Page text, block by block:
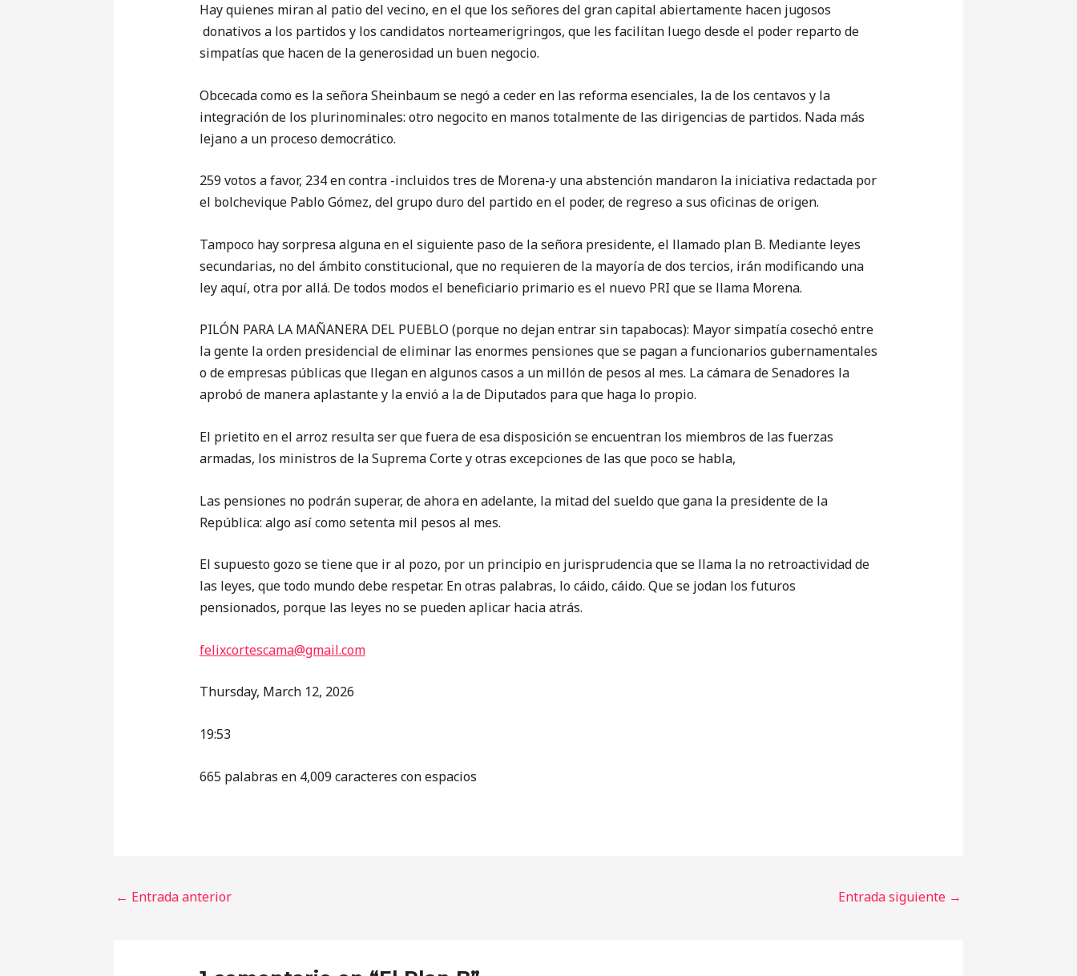
Hay quienes miran al patio del vecino, en el que los señores del gran capital abiertamente hacen jugosos
donativos a los partidos y los candidatos norteamerigringos, que les facilitan luego desde el poder reparto de
simpatías que hacen de la generosidad un buen negocio.
Obcecada como es la señora Sheinbaum se negó a ceder en las reforma esenciales, la de los centavos y la
integración de los plurinominales: otro negocito en manos totalmente de las dirigencias de partidos. Nada más
lejano a un proceso democrático.
259 votos a favor, 234 en contra -incluidos tres de Morena-y una abstención mandaron la iniciativa redactada por
el bolchevique Pablo Gómez, del grupo duro del partido en el poder, de regreso a sus oficinas de origen.
Tampoco hay sorpresa alguna en el siguiente paso de la señora presidente, el llamado plan B. Mediante leyes
secundarias, no del ámbito constitucional, que no requieren de la mayoría de dos tercios, irán modificando una
ley aquí, otra por allá. De todos modos el beneficiario primario es el nuevo PRI que se llama Morena.
PILÓN PARA LA MAÑANERA DEL PUEBLO (porque no dejan entrar sin tapabocas): Mayor simpatía cosechó entre
la gente la orden presidencial de eliminar las enormes pensiones que se pagan a funcionarios gubernamentales
o de empresas públicas que llegan en algunos casos a un millón de pesos al mes. La cámara de Senadores la
aprobó de manera aplastante y la envió a la de Diputados para que haga lo propio.
El prietito en el arroz resulta ser que fuera de esa disposición se encuentran los miembros de las fuerzas
armadas, los ministros de la Suprema Corte y otras excepciones de las que poco se habla,
Las pensiones no podrán superar, de ahora en adelante, la mitad del sueldo que gana la presidente de la
República: algo así como setenta mil pesos al mes.
El supuesto gozo se tiene que ir al pozo, por un principio en jurisprudencia que se llama la no retroactividad de
las leyes, que todo mundo debe respetar. En otras palabras, lo cáido, cáido. Que se jodan los futuros
pensionados, porque las leyes no se pueden aplicar hacia atrás.
felixcortescama@gmail.com
Thursday, March 12, 2026
19:53
665 palabras en 4,009 caracteres con espacios
← Entrada anterior Entrada siguiente →